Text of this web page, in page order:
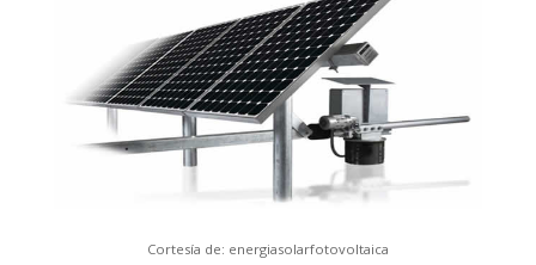
Cortesía de: energiasolarfotovoltaica